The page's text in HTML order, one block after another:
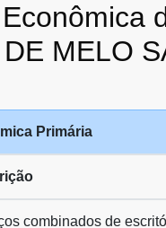
MELO
Primária
combinados de